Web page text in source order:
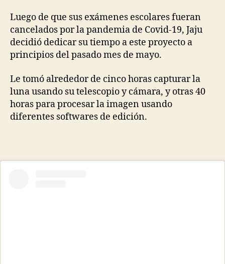
Luego de que sus exámenes escolares fueran
cancelados por la pandemia de Covid-19, Jaju
decidió dedicar su tiempo a este proyecto a
principios del pasado mes de mayo.
Le tomó alrededor de cinco horas capturar la
luna usando su telescopio y cámara, y otras 40
horas para procesar la imagen usando
diferentes softwares de edición.